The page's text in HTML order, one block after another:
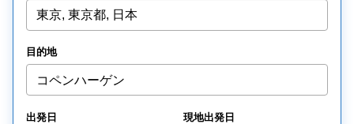
東京, 東京都, 日本
目的地
コペンハーゲン
出発日 現地出発日